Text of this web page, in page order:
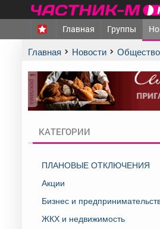
Главная Группы
Главная Новости Общество
реклама
КАТЕГОРИИ
ПЛАНОВЫЕ ОТКЛЮЧЕНИЯ
Акции
Бизнес и
ЖКХ и недвижимость